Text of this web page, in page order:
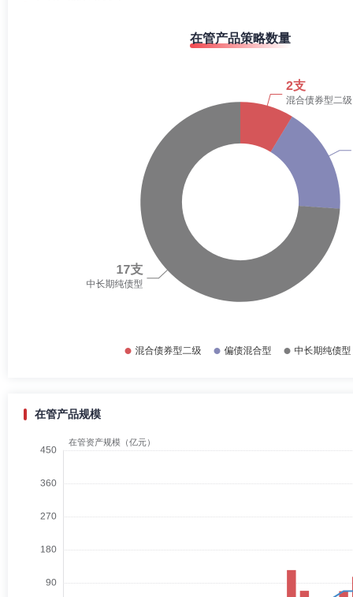
在管产品策略数量
在管产品规模